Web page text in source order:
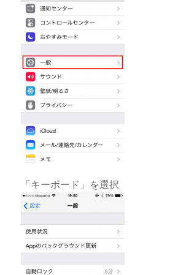
「キーボード」を選択